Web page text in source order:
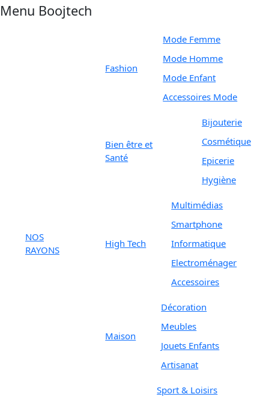
Menu Boojtech
NOS
RAYONS
Fashion
Mode Femme
Mode Homme
Mode Enfant
Accessoires Mode
Bien être et
Santé
Bijouterie
Cosmétique
Epicerie
Hygiène
High Tech
Multimédias
Smartphone
Informatique
Electroménager
Accessoires
Maison
Décoration
Meubles
Jouets Enfants
Artisanat
Sport & Loisirs